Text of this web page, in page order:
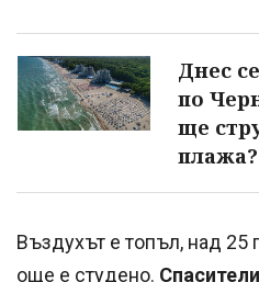
Днес
по
ще
плажа?
Въздухът е топъл, над 25
още е студено.